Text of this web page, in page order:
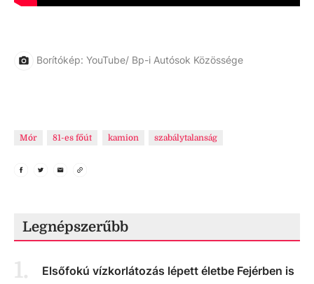
Borítókép: YouTube/ Bp-i Autósok Közössége
Mór 81-es főút kamion szabálytalanság
Legnépszerűbb
1. Elsőfokú vízkorlátozás lépett életbe Fejérben is